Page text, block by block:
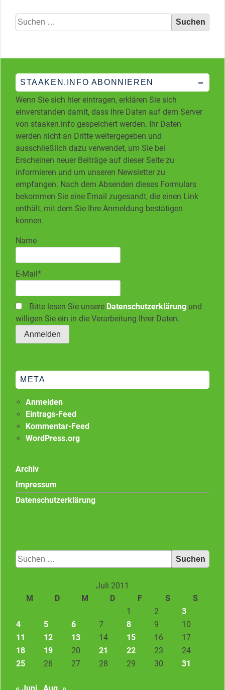
Suchen
nach:
STAAKEN.INFO ABONNIEREN
Wenn Sie sich hier eintragen, erklären Sie sich
einverstanden damit, dass Ihre Daten auf dem Server
von staaken.info gespeichert werden. Ihr Daten
werden nicht an Dritte weitergegeben und
ausschließlich dazu verwendet, um Sie bei
Erscheinen neuer Beiträge auf dieser Seite zu
informieren und um unseren Newsletter zu
empfangen. Nach dem Absenden dieses Formulars
bekommen Sie eine Email zugesandt, die einen Link
enthält, mit dem Sie Ihre Anmeldung bestätigen
können.
Name
E-Mail*
Bitte lesen Sie unsere Datenschutzerklärung und
willigen Sie ein in die Verarbeitung Ihrer Daten.
META
Anmelden
Eintrags-Feed
Kommentar-Feed
WordPress.org
Archiv
Impressum
Datenschutzerklärung
Suchen
nach:
Juli 2011
M
D M D F S
S
1
2
3
4
5 6 7 8 9
10
11
12 13 14 15 16
17
18
19 20 21 22 23
24
25
26 27 28 29 30 31